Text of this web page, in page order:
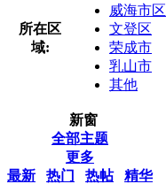
所在区
域:
威海市区
文登区
荣成市
乳山市
其他
新窗
全部主题
更多
最新
热门 热帖 精华